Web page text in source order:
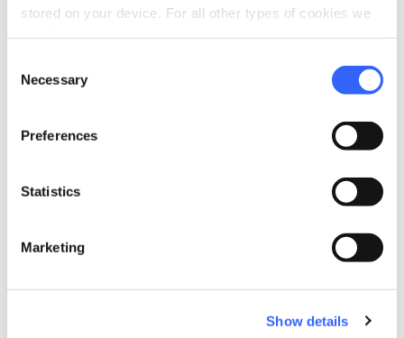
stored on your device. For all other types of cookies we
Selection
Necessary
Preferences
Statistics
Marketing
Show details
Casa per ferie Santa Maria
Monteriggioni (SI)
Scopri tutti gli alloggi vicini alla Francigena su: